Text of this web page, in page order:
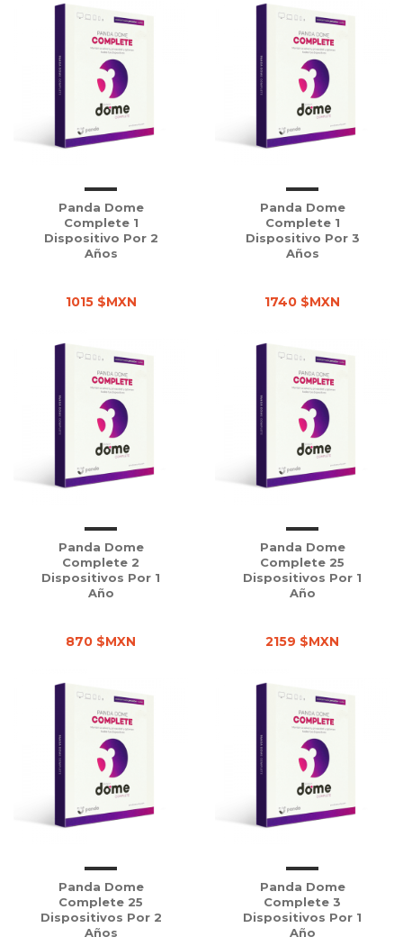
Panda Dome
Complete 1
Dispositivo Por 2
Años
1015 $MXN
Panda Dome
Complete 1
Dispositivo Por 3
Años
1740 $MXN
Panda Dome
Complete 2
Dispositivos Por 1
Año
870 $MXN
Panda Dome
Complete 25
Dispositivos Por 1
Año
2159 $MXN
Panda Dome
Complete 25
Dispositivos Por 2
Años
Panda Dome
Complete 3
Dispositivos Por 1
Año